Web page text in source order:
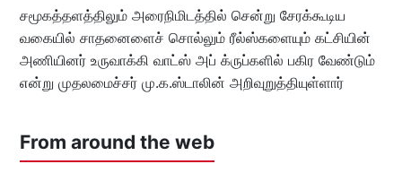
சமூகத்தளத்திலும் அரைநிமிடத்தில் சென்று சேரக்கூடிய
வகையில் சாதனைளைச் சொல்லும் ரீல்ஸ்களையும் கட்சியின்
அணியினர் உருவாக்கி வாட்ஸ் அப் க்ருப்களில் பகிர வேண்டும்
என்று முதலமைச்சர் மு.க.ஸ்டாலின் அறிவுறுத்தியுள்ளார்
From around the web